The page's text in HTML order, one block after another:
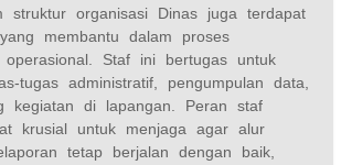
struktur organisasi Dinas juga terdapat
membantu dalam proses
operasional. Staf ini bertugas untuk
tugas administratif, pengumpulan data,
kegiatan di lapangan. Peran staf
krusial untuk menjaga agar alur
tetap berjalan dengan baik,